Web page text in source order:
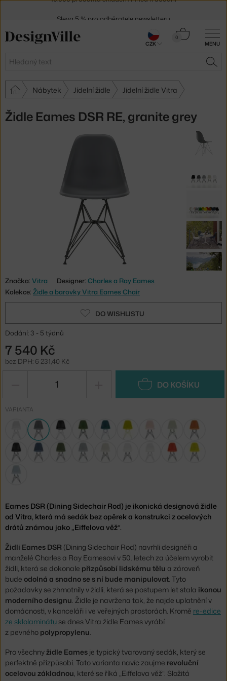
MENU
Hledat
0
Košík
Nábytek Jídelní židle Jídelní židle Vitra
Židle Eames DSR RE, granite grey
Značka: Vitra Designer: Charles a Ray Eames
Kolekce: Židle a barovky Vitra Eames Chair
DO WISHLISTU
Dodání: 3 - 5 týdnů
7 540 Kč
bez DPH: 6 231,40 Kč
DO KOŠÍKU
VARIANTA
Eames DSR (Dining Sidechair Rod) je ikonická designová židle
od Vitra, která má sedák bez opěrek a konstrukci z ocelových
drátů známou jako „Eiffelova věž“.
Židli Eames DSR (Dining Sidechair Rod) navrhli designéři a
manželé Charles a Ray Eamesovi v 50. letech za účelem vyrobit
židli, která se dokonale přizpůsobí lidskému tělu a zároveň
bude odolná a snadno se s ní bude manipulovat. Tyto
požadavky se zhmotnily v židli, která se postupem let stala ikonou
moderního designu. Židle je navržena tak, že najde uplatnění v
domácnosti, v kanceláři i ve veřejných prostorách. Kromě re-edice
ze sklolaminátu se dnes Vitra židle Eames vyrábí
z pevného polypropylenu.
Pro všechnyžidle Eames je typický tvarovaný sedák, který se
perfektně přizpůsobí. Tato varianta navíc zaujme revoluční
ocelovou základnou, které se říká „Eiffelova věž“. Složitá
30 dní na vrácení zboží
CZK